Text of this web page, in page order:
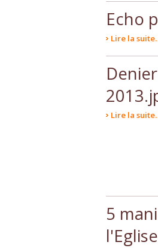
Echo
Lire la
Lire la
5